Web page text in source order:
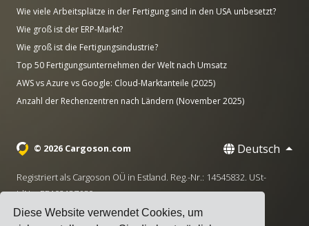
Diese Website verwendet Cookies, um
Wie viele Arbeitsplätze in der Fertigung sind in den USA unbesetzt?
Wie groß ist der ERP-Markt?
Wie groß ist die Fertigungsindustrie?
Top 50 Fertigungsunternehmen der Welt nach Umsatz
AWS vs Azure vs Google: Cloud-Marktanteile (2025)
Anzahl der Rechenzentren nach Ländern (November 2025)
© 2026 Cargoson.com Deutsch
Registriert als Cargoson OÜ in Estland. Reg.-Nr.: 14545832. USt-
IdNr.: EE102137680.
Hauptsitz: Pärnu mnt. 141, 11314 Tallinn, Estland